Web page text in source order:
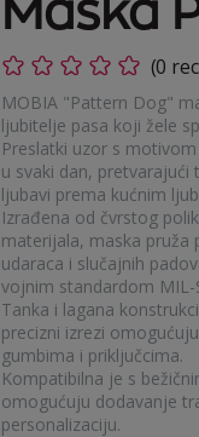
Maska
(0
MOBIA "Pattern Dog"
ljubitelje pasa koji žele
Preslatki uzor s
u svaki dan,
ljubavi prema kućnim
Izrađena od čvrstog
materijala, maska pruža
udaraca i slučajnih
vojnim standardom MIL-
Tanka i lagana
precizni izrezi
gumbima i priključcima.
Kompatibilna je s
omogućuju dodavanje
personalizaciju.